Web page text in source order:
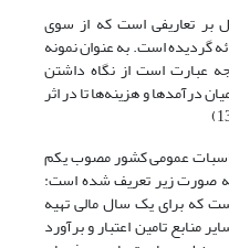
بر تعاریفی است که از سوی
گردیده است. به عنوان نمونه
عبارت است از نگاه داشتن
درآمدها و هزینه‌ها تا در اثر
عمومی کشور مصوب یکم
کشور بودجه به صورت زیر تعریف شده است:
که برای یک سال مالی تهیه
منابع تامین اعتبار و برآورد